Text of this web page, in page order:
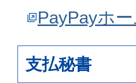
PayPayホ
支払秘書